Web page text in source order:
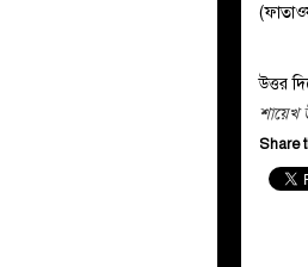
উত্তর
শায়েখ
Share